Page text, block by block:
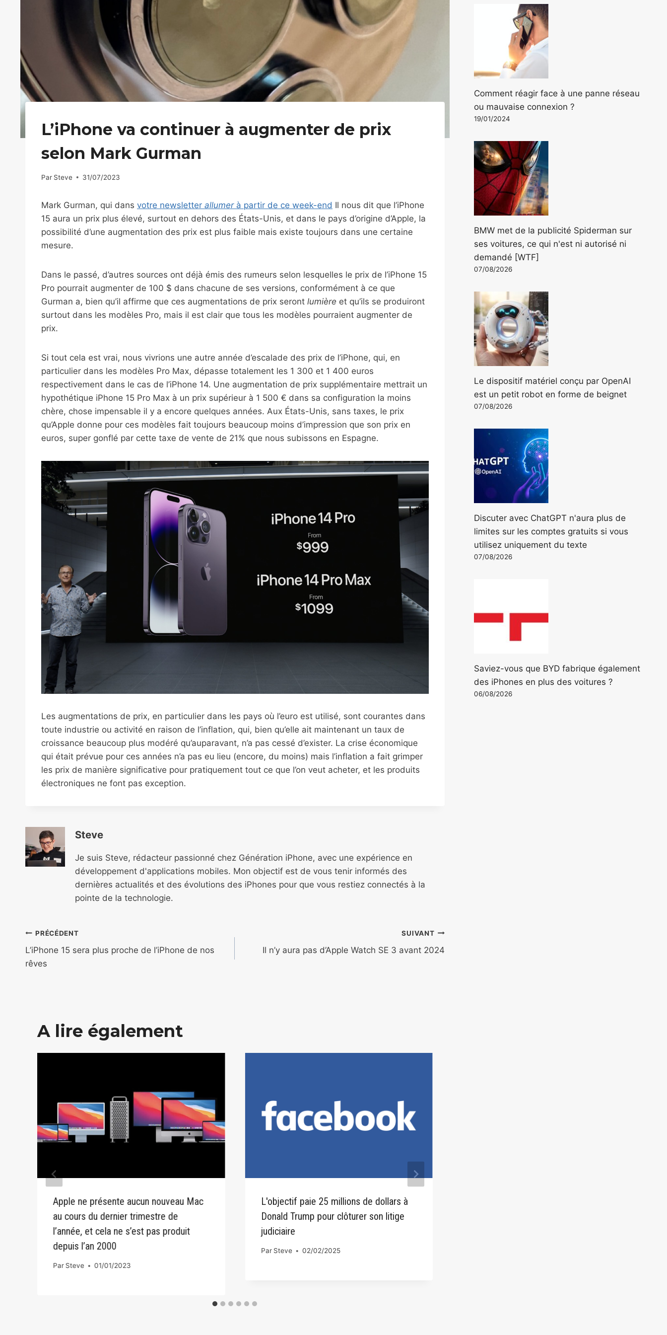
L’iPhone va continuer à augmenter de prix
selon Mark Gurman
Par Steve 31/07/2023
Mark Gurman, qui dans votre newsletter allumerà partir de ce week-end Il nous dit que l’iPhone
15 aura un prix plus élevé, surtout en dehors des États-Unis, et dans le pays d’origine d’Apple, la
possibilité d’une augmentation des prix est plus faible mais existe toujours dans une certaine
mesure.
Dans le passé, d’autres sources ont déjà émis des rumeurs selon lesquelles le prix de l’iPhone 15
Pro pourrait augmenter de 100 $ dans chacune de ses versions, conformément à ce que
Gurman a, bien qu’il affirme que ces augmentations de prix seront lumière et qu’ils se produiront
surtout dans les modèles Pro, mais il est clair que tous les modèles pourraient augmenter de
prix.
Si tout cela est vrai, nous vivrions une autre année d’escalade des prix de l’iPhone, qui, en
particulier dans les modèles Pro Max, dépasse totalement les 1 300 et 1 400 euros
respectivement dans le cas de l’iPhone 14. Une augmentation de prix supplémentaire mettrait un
hypothétique iPhone 15 Pro Max à un prix supérieur à 1 500 € dans sa configuration la moins
chère, chose impensable il y a encore quelques années. Aux États-Unis, sans taxes, le prix
qu’Apple donne pour ces modèles fait toujours beaucoup moins d’impression que son prix en
euros, super gonflé par cette taxe de vente de 21% que nous subissons en Espagne.
Les augmentations de prix, en particulier dans les pays où l’euro est utilisé, sont courantes dans
toute industrie ou activité en raison de l’inflation, qui, bien qu’elle ait maintenant un taux de
croissance beaucoup plus modéré qu’auparavant, n’a pas cessé d’exister. La crise économique
qui était prévue pour ces années n’a pas eu lieu (encore, du moins) mais l’inflation a fait grimper
les prix de manière significative pour pratiquement tout ce que l’on veut acheter, et les produits
électroniques ne font pas exception.
Steve
Je suis Steve, rédacteur passionné chez Génération iPhone, avec une expérience en
développement d'applications mobiles. Mon objectif est de vous tenir informés des
dernières actualités et des évolutions des iPhones pour que vous restiez connectés à la
pointe de la technologie.
Navigation
de
PRÉCÉDENT
L’iPhone 15 sera plus proche de l’iPhone de nos
rêves
SUIVANT
Il n’y aura pas d’Apple Watch SE 3 avant 2024
A lire également
Apple ne présente aucun nouveau Mac
au cours du dernier trimestre de
l’année, et cela ne s’est pas produit
depuis l’an 2000
ParSteve 01/01/2023
L'objectif paie 25 millions de dollars à
Donald Trump pour clôturer son litige
judiciaire
Par Steve 02/02/2025
Comment réagir face à une panne réseau
ou mauvaise connexion ?
19/01/2024
BMW met de la publicité Spiderman sur
ses voitures, ce qui n'est ni autorisé ni
demandé [WTF]
07/08/2026
Le dispositif matériel conçu par OpenAI
est un petit robot en forme de beignet
07/08/2026
Discuter avec ChatGPT n'aura plus de
limites sur les comptes gratuits si vous
utilisez uniquement du texte
07/08/2026
Saviez-vous que BYD fabrique également
des iPhones en plus des voitures ?
06/08/2026